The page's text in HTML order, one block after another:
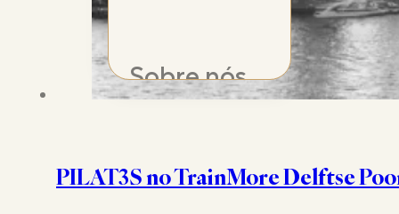
Sobre nós
Estúdios
PILAT3S no TrainMore Delftse